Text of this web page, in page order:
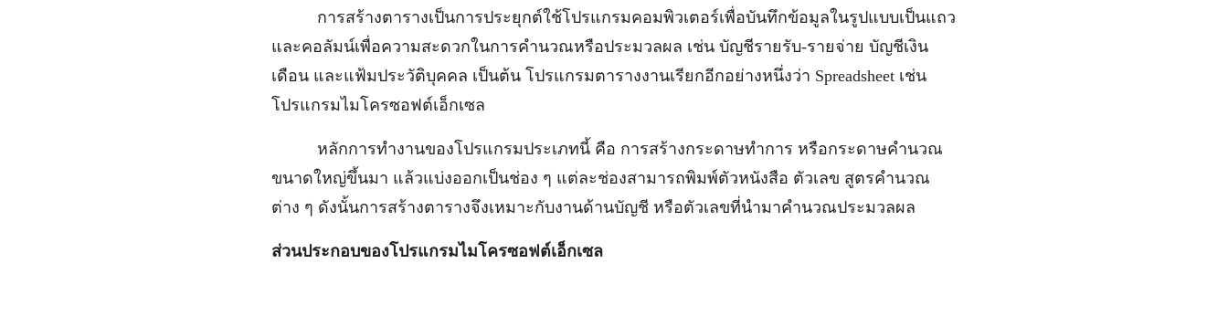
การสร้างตารางเป็นการประยุกต์ใช้โปรแกรมคอมพิวเตอร์เพื่อบันทึกข้อมูลในรูปแบบเป็นแถว
และคอลัมน์เพื่อความสะดวกในการคำนวณหรือประมวลผล เช่น บัญชีรายรับ-รายจ่าย บัญชีเงิน
เดือน และแฟ้มประวัติบุคคล เป็นต้น โปรแกรมตารางงานเรียกอีกอย่างหนึ่งว่า Spreadsheet เช่น
โปรแกรมไมโครซอฟต์เอ็กเซล
หลักการทำงานของโปรแกรมประเภทนี้ คือ การสร้างกระดาษทำการ หรือกระดาษคำนวณ
ขนาดใหญ่ขึ้นมา แล้วแบ่งออกเป็นช่อง ๆ แต่ละช่องสามารถพิมพ์ตัวหนังสือ ตัวเลข สูตรคำนวณ
ต่าง ๆ ดังนั้นการสร้างตารางจึงเหมาะกับงานด้านบัญชี หรือตัวเลขที่นำมาคำนวณประมวลผล
ส่วนประกอบของโปรแกรมไมโครซอฟต์เอ็กเซล